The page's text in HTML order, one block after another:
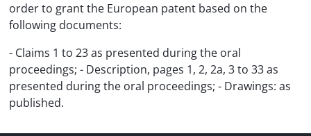
order to grant the European patent based on the
following documents:
- Claims 1 to 23 as presented during the oral
proceedings; - Description, pages 1, 2, 2a, 3 to 33 as
presented during the oral proceedings; - Drawings: as
published.